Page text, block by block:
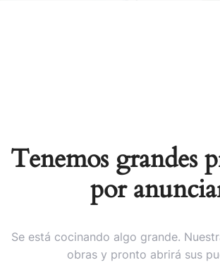
Tenemos grandes
por
Se está cocinando algo grande.
obras y pronto abrirá sus